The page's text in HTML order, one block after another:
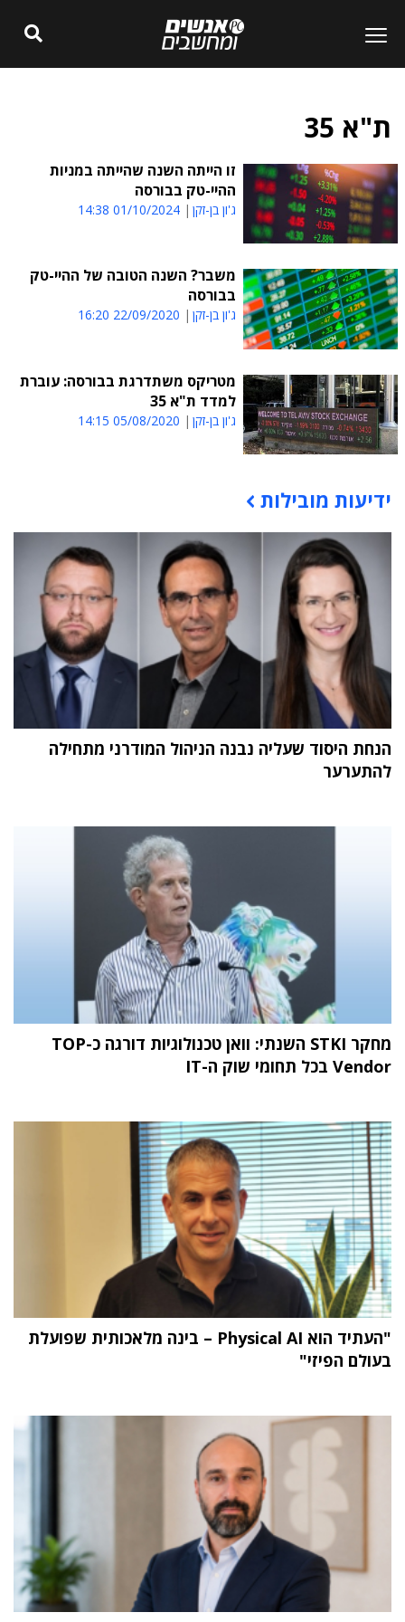
ת"א 35
זו הייתה השנה שהייתה במניות
ההיי-טק בבורסה
ג'ון בן-זקן 01/10/2024 14:38
משבר? השנה הטובה של ההיי-טק
בבורסה
ג'ון בן-זקן 22/09/2020 16:20
מטריקס משתדרגת בבורסה: עוברת
למדד ת"א 35
ג'ון בן-זקן 05/08/2020 14:15
תוכן פרסומי
ידיעות מובילות
הנחת היסוד שעליה נבנה הניהול המודרני מתחילה
להתערער
מחקר STKI השנתי: וואן טכנולוגיות דורגה כ-TOP
Vendor בכל תחומי שוק ה-IT
"העתיד הוא Physical AI – בינה מלאכותית שפועלת
בעולם הפיזי"